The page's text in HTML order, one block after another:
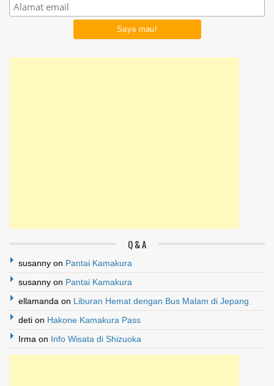
Q & A
susanny on Pantai Kamakura
susanny on Pantai Kamakura
ellamanda on Liburan Hemat dengan Bus Malam di Jepang
deti on Hakone Kamakura Pass
Irma on Info Wisata di Shizuoka